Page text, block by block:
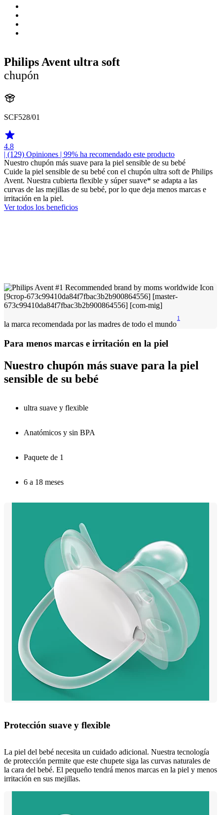
Philips Avent ultra soft
chupón
SCF528/01
4.8
| (129) Opiniones | 99% ha recomendado este producto
Nuestro chupón más suave para la piel sensible de su bebé
Cuide la piel sensible de su bebé con el chupón ultra soft de Philips
Avent. Nuestra cubierta flexible y súper suave* se adapta a las
curvas de las mejillas de su bebé, por lo que deja menos marcas e
irritación en la piel.
Ver todos los beneficios
la marca recomendada por las madres de todo el mundo
1
Para menos marcas e irritación en la piel
Nuestro chupón más suave para la piel
sensible de su bebé
ultra suave y flexible
Anatómicos y sin BPA
Paquete de 1
6 a 18 meses
Protección suave y flexible
La piel del bebé necesita un cuidado adicional. Nuestra tecnología
de protección permite que este chupete siga las curvas naturales de
la cara del bebé. El pequeño tendrá menos marcas en la piel y menos
irritación en sus mejillas.